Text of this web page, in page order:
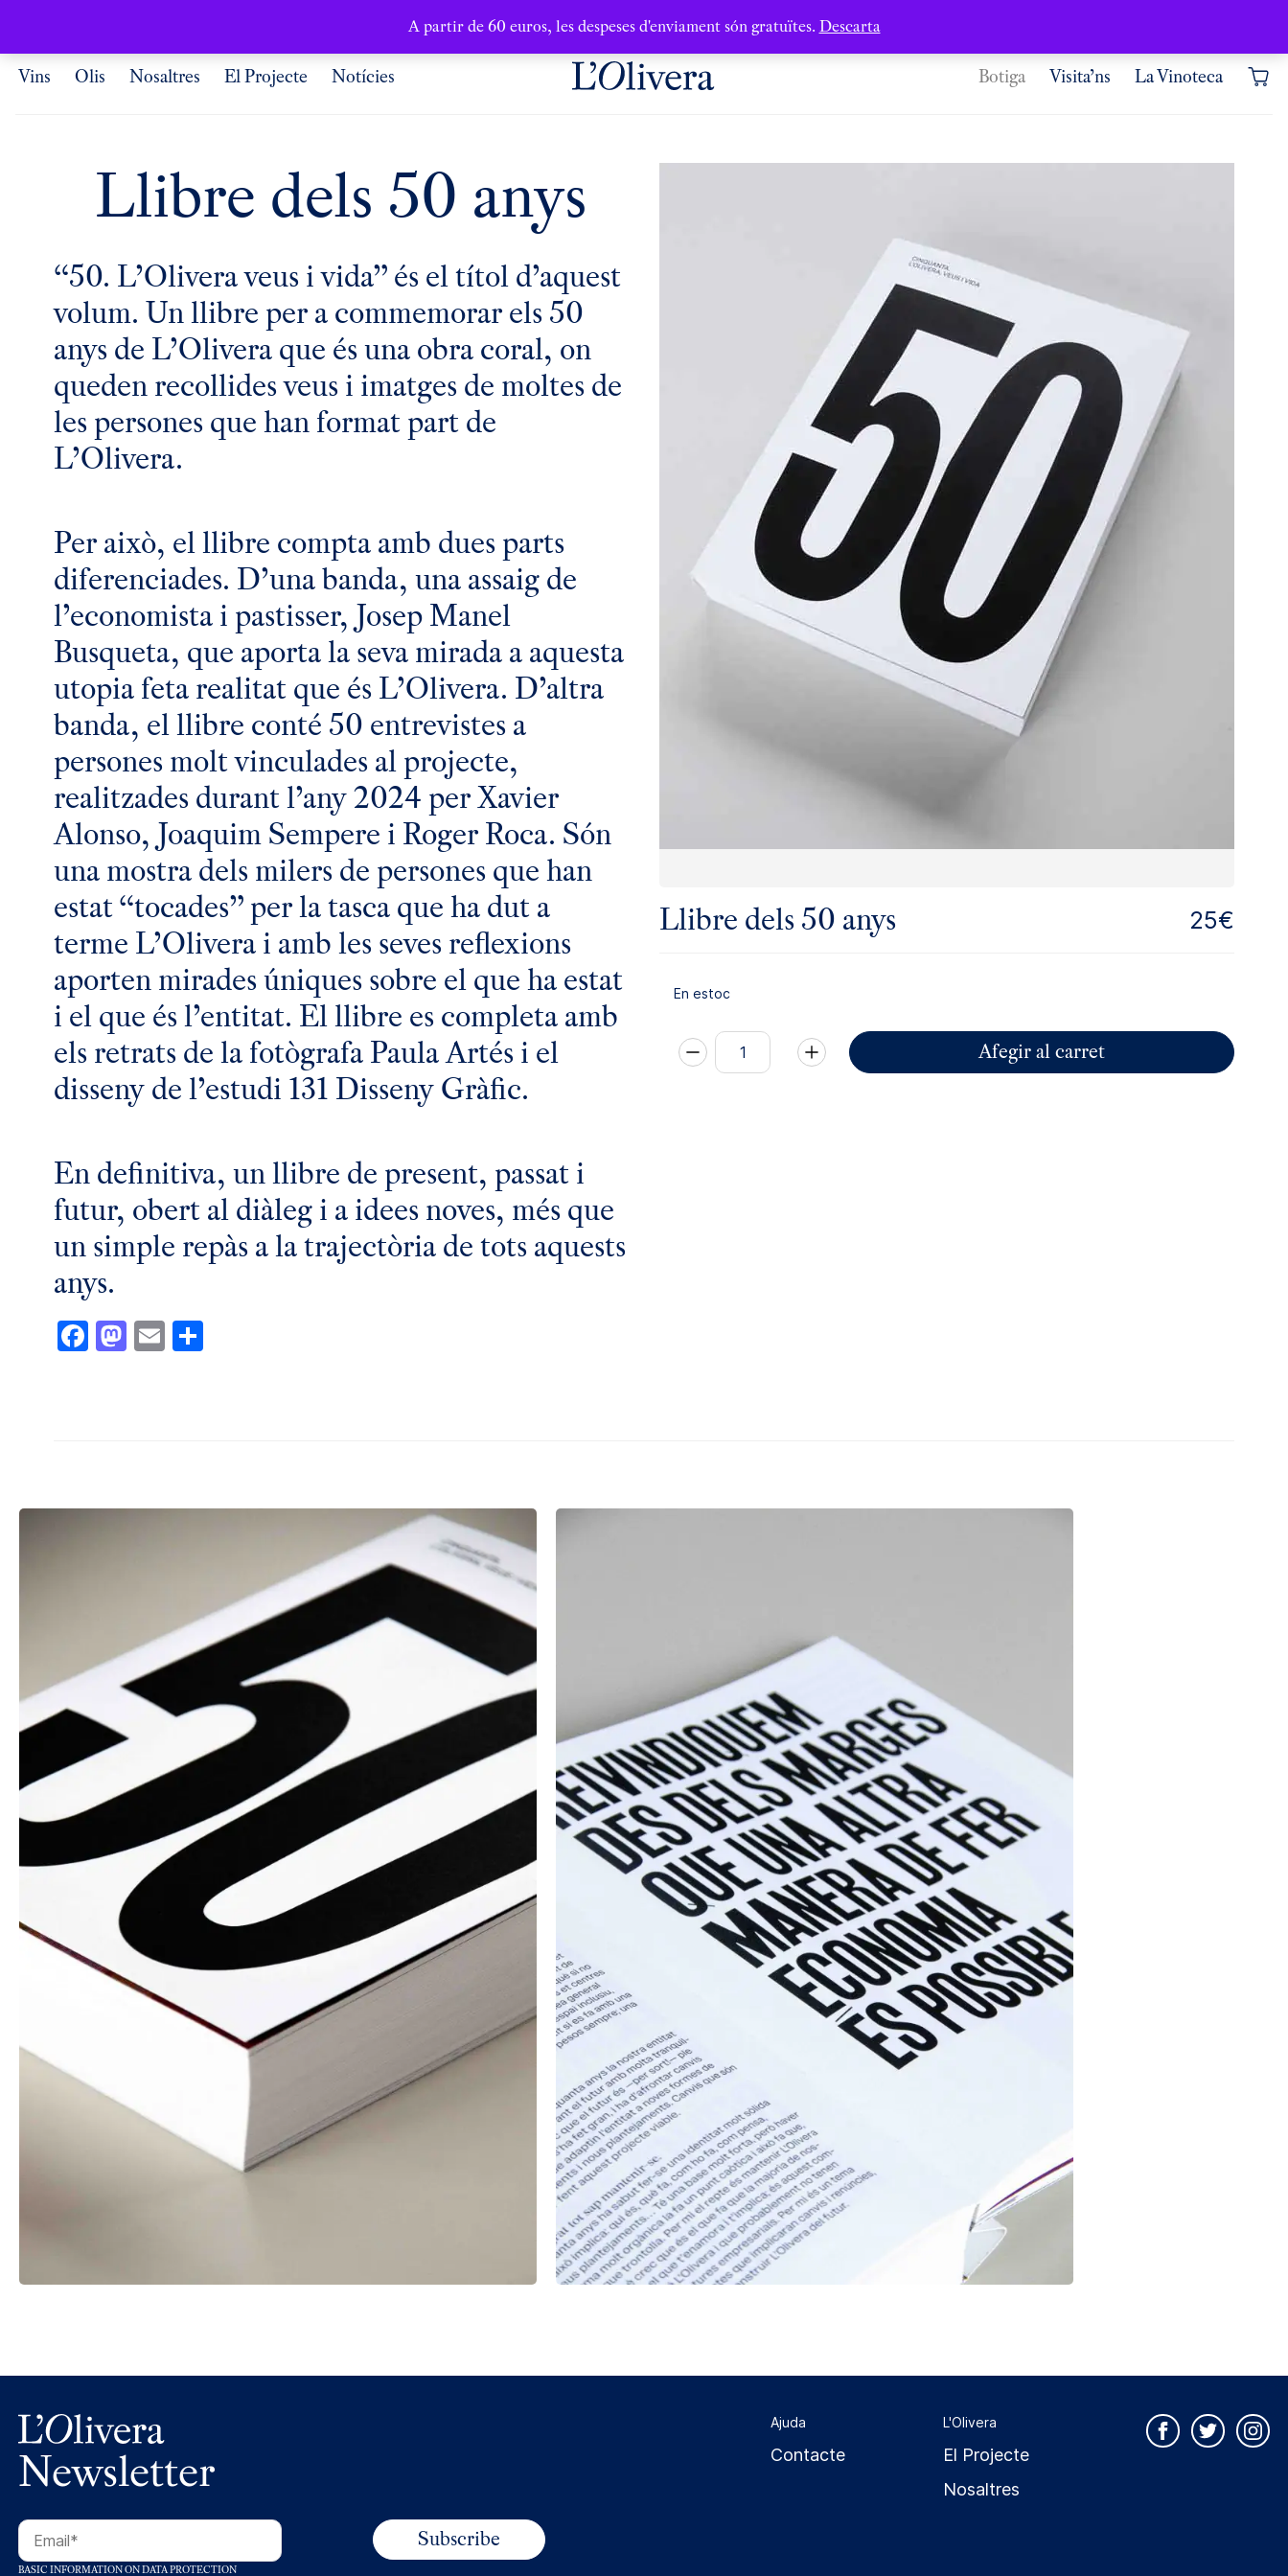
A partir de 60 euros, les despeses d'enviament són gratuïtes. Descarta
Vins Olis Nosaltres El Projecte Notícies Botiga Visita’ns La Vinoteca
Llibre dels 50 anys 25€
En estoc
Afegir al carret
Llibre dels 50 anys
“50. L’Olivera veus i vida” és el títol d’aquest
volum. Un llibre per a commemorar els 50
anys de L’Olivera que és una obra coral, on
queden recollides veus i imatges de moltes de
les persones que han format part de
L’Olivera.
Per això, el llibre compta amb dues parts
diferenciades. D’una banda, una assaig de
l’economista i pastisser, Josep Manel
Busqueta, que aporta la seva mirada a aquesta
utopia feta realitat que és L’Olivera. D’altra
banda, el llibre conté 50 entrevistes a
persones molt vinculades al projecte,
realitzades durant l’any 2024 per Xavier
Alonso, Joaquim Sempere i Roger Roca. Són
una mostra dels milers de persones que han
estat “tocades” per la tasca que ha dut a
terme L’Olivera i amb les seves reflexions
aporten mirades úniques sobre el que ha estat
i el que és l’entitat. El llibre es completa amb
els retrats de la fotògrafa Paula Artés i el
disseny de l’estudi 131 Disseny Gràfic.
En definitiva, un llibre de present, passat i
futur, obert al diàleg i a idees noves, més que
un simple repàs a la trajectòria de tots aquests
anys.
Facebook
Mastodon
Email
Newsletter
BASIC INFORMATION ON DATA PROTECTION
Ajuda
Contacte
L'Olivera
El Projecte
Nosaltres